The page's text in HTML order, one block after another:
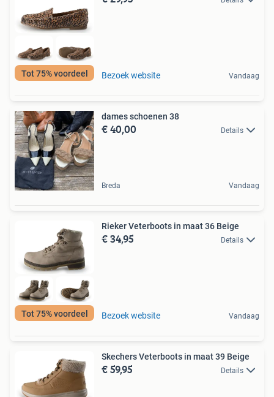
Tot 75% voordeel Bezoek website Vandaag
dames schoenen 38
€ 40,00 Details
Breda Vandaag
Tot 75% voordeel
Rieker Veterboots in maat 36 Beige
€ 34,95 Details
Bezoek website Vandaag
Skechers Veterboots in maat 39 Beige
€ 59,95 Details